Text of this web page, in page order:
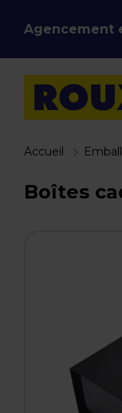
Agencement
Accueil
Boîtes